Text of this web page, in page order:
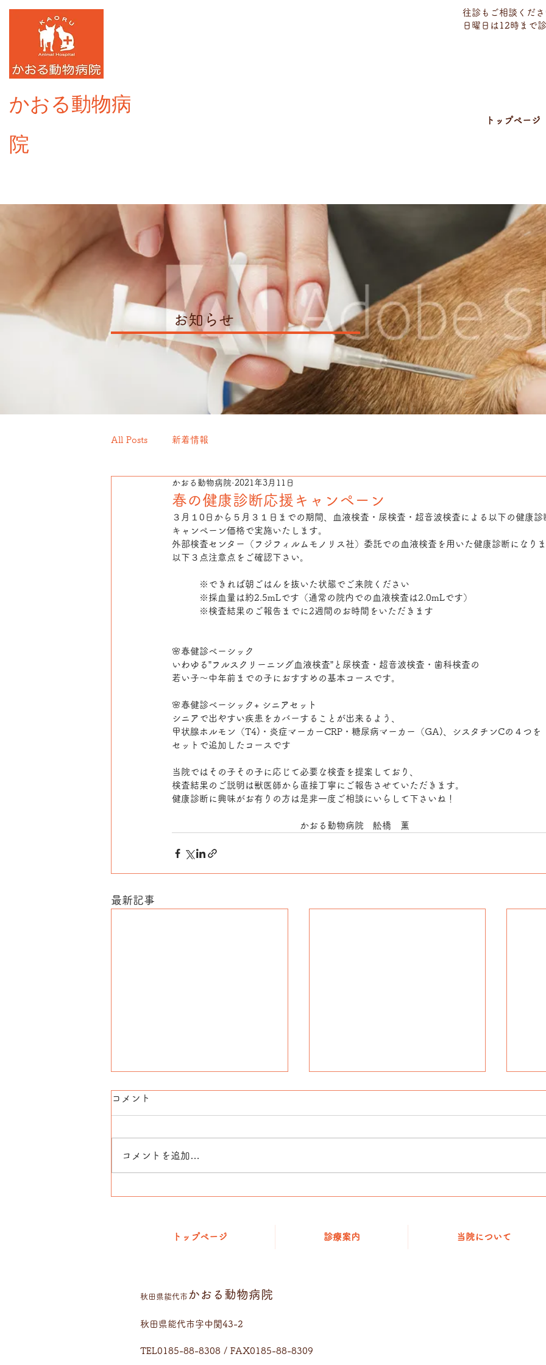
​かおる動物病
院
往診もご相談くだ
日曜日は12時まで
トップページ
お知らせ
All Posts 新着情報
春の健康診断応援キャンペーン
かおる動物病院 2021年3月11日
３月１0日から５月３１日までの期間、血液検査・尿検査・超音波検査による以下の健康診
キャンペーン価格で実施いたします。
外部検査センター（フジフィルムモノリス社）委託での血液検査を用いた健康診断になりま
以下３点注意点をご確認下さい。
※できれば朝ごはんを抜いた状態でご来院ください
※採血量は約2.5mLです（通常の院内での血液検査は2.0mLです）
※検査結果のご報告までに2週間のお時間をいただきます
🌸春健診ベーシック
いわゆる”フルスクリーニング血液検査”と尿検査・超音波検査・歯科検査の
若い子〜中年前までの子におすすめの基本コースです。
🌸春健診ベーシック+ シニアセット
シニアで出やすい疾患をカバーすることが出来るよう、
甲状腺ホルモン（T4)・炎症マーカーCRP・糖尿病マーカー（GA)、シスタチンCの４つを
セットで追加したコースです
当院ではその子その子に応じて必要な検査を提案しており、
検査結果のご説明は獣医師から直接丁寧にご報告させていただきます。
健康診断に興味がお有りの方は是非一度ご相談にいらして下さいね！
かおる動物病院　舩橋　薫
最新記事
休診のおしらせ
とさせていただきます。ご不便を
おかけいたしますが宜しくお願い
下記の通り診療時間が変更となり
年末
コメント
コメントを追加…
トップページ 診療案内 当院について
秋田県能代市字中関43-2
TEL0185-88-8308 / FAX0185-88-8309
​秋田県能代市 かおる動物病院